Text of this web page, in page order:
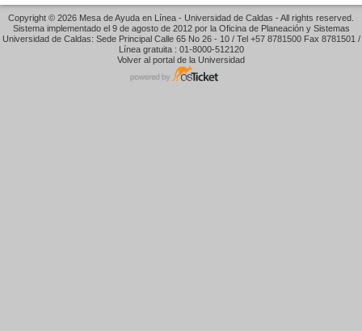
Copyright © 2026 Mesa de Ayuda en Línea - Universidad de Caldas - All rights reserved.
Sistema implementado el 9 de agosto de 2012 por la Oficina de Planeación y Sistemas
Universidad de Caldas: Sede Principal Calle 65 No 26 - 10 / Tel +57 8781500 Fax 8781501 /
Línea gratuita : 01-8000-512120
Volver al portal de la Universidad